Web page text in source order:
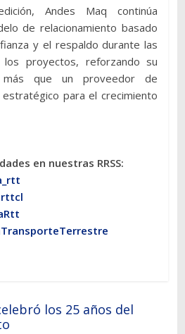
Andes Maq continúa
de relacionamiento basado
y el respaldo durante las
proyectos, reforzando su
que un proveedor de
estratégico para el crecimiento
en nuestras RRSS:
los 25 años del